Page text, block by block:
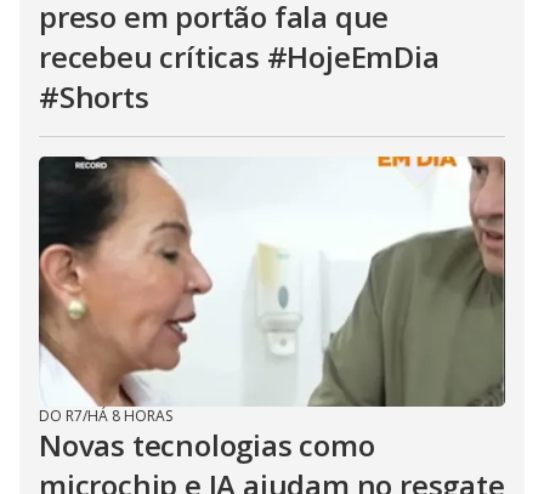
preso em portão fala que
recebeu críticas #HojeEmDia
#Shorts
DO R7/HÁ 8 HORAS
Novas tecnologias como
microchip e IA ajudam no resgate